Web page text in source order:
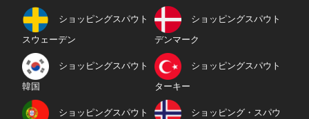
ショッピングスパウト
スウェーデン
ショッピングスパウト
デンマーク
ショッピングスパウト
韓国
ショッピングスパウト
ターキー
ショッピングスパウト ショッピング・スパウ